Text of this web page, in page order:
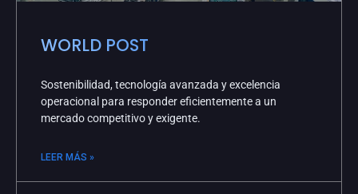
WORLD POST
Sostenibilidad, tecnología avanzada y excelencia
operacional para responder eficientemente a un
mercado competitivo y exigente.
LEER MÁS »